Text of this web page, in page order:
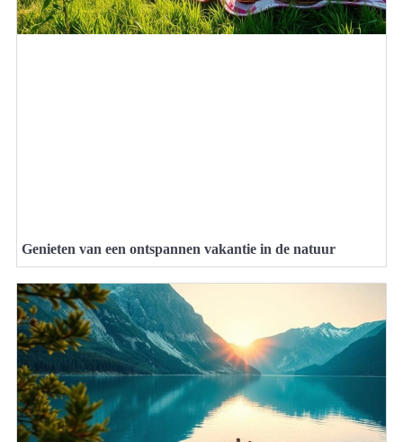
Genieten van een ontspannen vakantie in de natuur